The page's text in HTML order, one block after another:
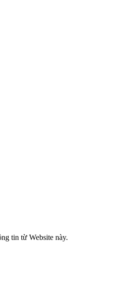
tin từ Website này.